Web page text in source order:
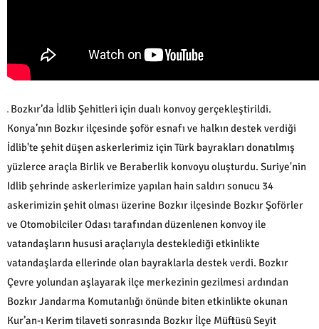
Bozkır’da İdlib Şehitleri için dualı konvoy gerçekleştirildi.
Konya’nın Bozkır ilçesinde şoför esnafı ve halkın destek verdiği
İdlib'te şehit düşen askerlerimiz için Türk bayrakları donatılmış
yüzlerce araçla Birlik ve Beraberlik konvoyu oluşturdu. Suriye'nin
Idlib şehrinde askerlerimize yapılan hain saldırı sonucu 34
askerimizin şehit olması üzerine Bozkır ilçesinde Bozkır Şoförler
ve Otomobilciler Odası tarafından düzenlenen konvoy ile
vatandaşların hususi araçlarıyla desteklediği etkinlikte
vatandaşlarda ellerinde olan bayraklarla destek verdi. Bozkır
Çevre yolundan aşlayarak ilçe merkezinin gezilmesi ardından
Bozkır Jandarma Komutanlığı önünde biten etkinlikte okunan
Kur’an-ı Kerim tilaveti sonrasında Bozkır İlçe Müftüsü Seyit